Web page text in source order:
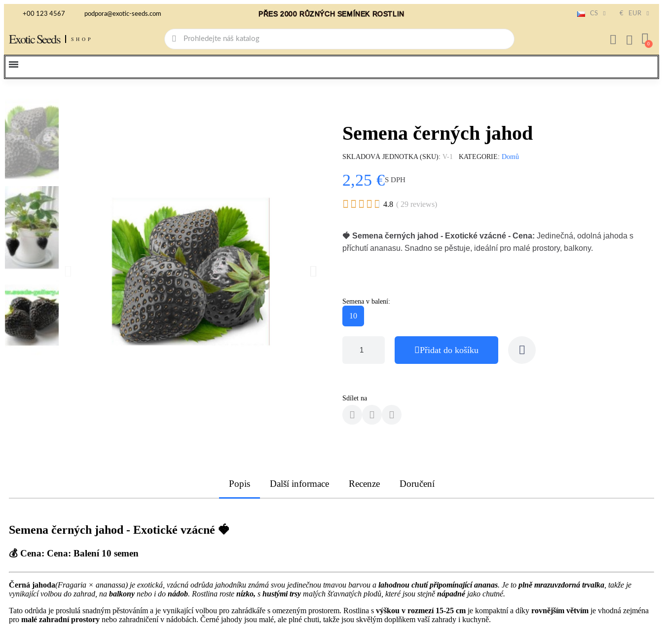
+00 123 4567 podpora@exotic-seeds.com PŘES 2000 RŮZNÝCH SEMÍNEK ROSTLIN CS € EUR
Exotic Seeds SHOP
Semena černých jahod
SKLADOVÁ JEDNOTKA (SKU) V-1 KATEGORIE Domů
2,25 €S DPH
     4.8 ( 29 reviews)
🍓 Semena černých jahod - Exotické vzácné - Cena: Jedinečná, odolná jahoda s
příchutí ananasu. Snadno se pěstuje, ideální pro malé prostory, balkony.
Semena v balení:
10
Přidat do košíku
Sdílet na
Popis Další informace Recenze Doručení
Semena černých jahod - Exotické vzácné 🍓
💰 Cena: Cena: Balení 10 semen
Černá jahoda(Fragaria × ananassa) je exotická, vzácná odrůda jahodníku známá svou jedinečnou tmavou barvou a lahodnou chutí připomínající ananas. Je to plně mrazuvzdorná trvalka , takže je
vynikající volbou do zahrad, na balkony nebo i do nádob. Rostlina roste nízko, s hustými trsy malých šťavnatých plodů, které jsou stejně nápadnéjako chutné.
Tato odrůda je proslulá snadným pěstováním a je vynikající volbou pro zahrádkáře s omezeným prostorem. Rostlina s výškou v rozmezí 15-25 cm je kompaktní a díky rovnějším větvím je vhodná zejména
pro malé zahradní prostory nebo zahradničení v nádobách. Černé jahody jsou malé, ale plné chuti, takže jsou skvělým doplňkem vaší zahrady i kuchyně.